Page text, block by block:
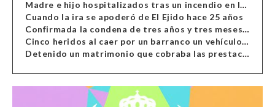
Madre e hijo hospitalizados tras un incendio en la cocina de una vivienda en Almería
Cuando la ira se apoderó de El Ejido hace 25 años
Confirmada la condena de tres años y tres meses al hombre de Antas acusado de xenofobia
Cinco heridos al caer por un barranco un vehículo en Alcolea
Detenido un matrimonio que cobraba las prestaciones de ilegales en Almería, Granada, Málaga, Huelva y Murcia